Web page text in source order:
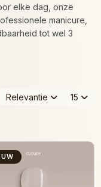
elke dag, onze
manicure,
tot wel 3
Relevantie 15